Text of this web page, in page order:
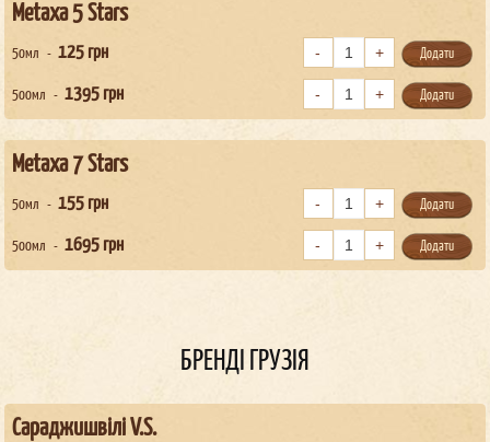
Metaxa 5 Stars
50мл 125 грн Додати
500мл 1395 грн Додати
Metaxa 7 Stars
50мл 155 грн Додати
500мл 1695 грн Додати
БРЕНДІ ГРУЗІЯ
Сараджишвілі V.S.